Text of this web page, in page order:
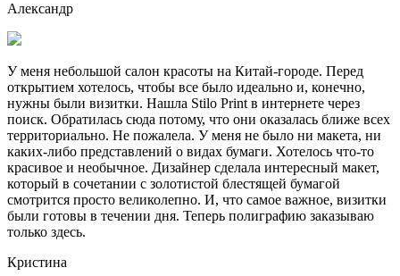
Александр
У меня небольшой салон красоты на Китай-городе. Перед
открытием хотелось, чтобы все было идеально и, конечно,
нужны были визитки. Нашла Stilo Print в интернете через
поиск. Обратилась сюда потому, что они оказалась ближе всех
территориально. Не пожалела. У меня не было ни макета, ни
каких-либо представлений о видах бумаги. Хотелось что-то
красивое и необычное. Дизайнер сделала интересный макет,
который в сочетании с золотистой блестящей бумагой
смотрится просто великолепно. И, что самое важное, визитки
были готовы в течении дня. Теперь полиграфию заказываю
только здесь.
Кристина